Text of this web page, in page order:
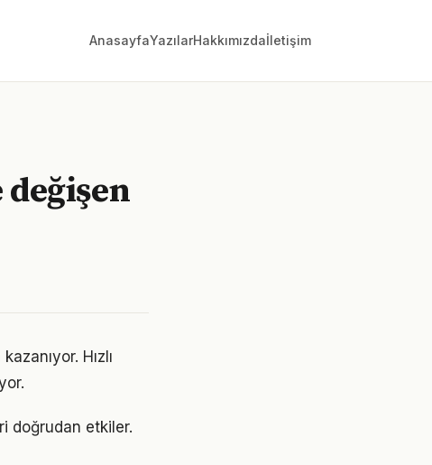
AnasayfaYazılarHakkımızdaİletişim
Hızlı
doğrudan etkiler.